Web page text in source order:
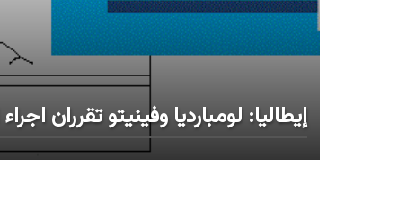
إيطاليا: لومبارديا وفينيتو تقرران اجراء استفتاء في 22